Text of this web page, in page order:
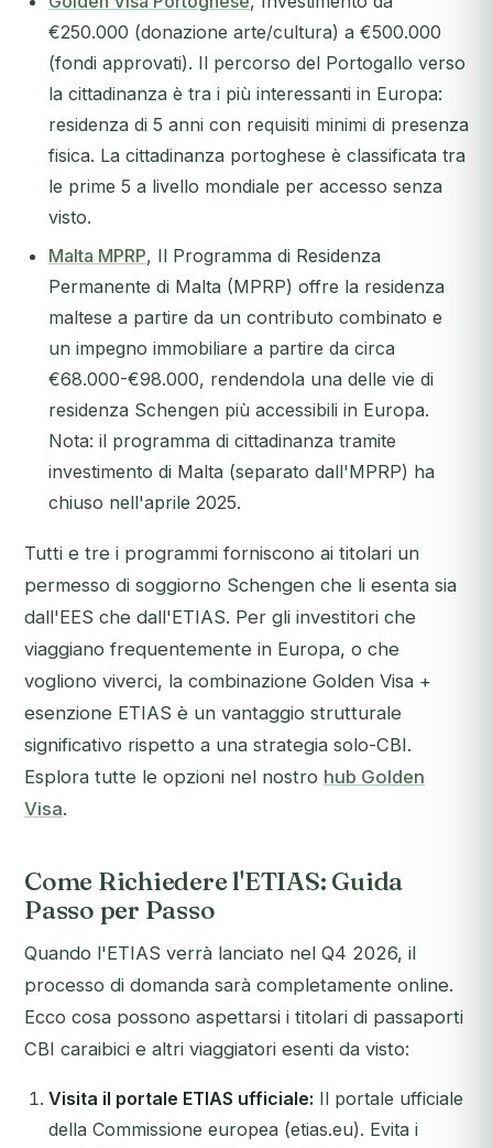
€250.000 (donazione arte/cultura) a €500.000
(fondi approvati). Il percorso del Portogallo verso
la cittadinanza è tra i più interessanti in Europa:
residenza di 5 anni con requisiti minimi di presenza
fisica. La cittadinanza portoghese è classificata tra
le prime 5 a livello mondiale per accesso senza
visto.
Malta MPRP, Il Programma di Residenza
Permanente di Malta (MPRP) offre la residenza
maltese a partire da un contributo combinato e
un impegno immobiliare a partire da circa
€68.000-€98.000, rendendola una delle vie di
residenza Schengen più accessibili in Europa.
Nota: il programma di cittadinanza tramite
investimento di Malta (separato dall'MPRP) ha
chiuso nell'aprile 2025.
Tutti e tre i programmi forniscono ai titolari un
permesso di soggiorno Schengen che li esenta sia
dall'EES che dall'ETIAS. Per gli investitori che
viaggiano frequentemente in Europa, o che
vogliono viverci, la combinazione Golden Visa +
esenzione ETIAS è un vantaggio strutturale
significativo rispetto a una strategia solo-CBI.
Esplora tutte le opzioni nel nostro hub Golden
Visa.
Come Richiedere l'ETIAS: Guida
Passo per Passo
Quando l'ETIAS verrà lanciato nel Q4 2026, il
processo di domanda sarà completamente online.
Ecco cosa possono aspettarsi i titolari di passaporti
CBI caraibici e altri viaggiatori esenti da visto:
Visita il portale ETIAS ufficiale: Il portale ufficiale
della Commissione europea (etias.eu). Evita i